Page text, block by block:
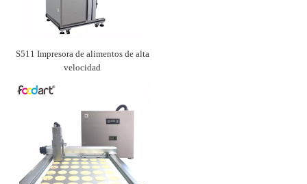
S511 Impresora de alimentos de alta
velocidad